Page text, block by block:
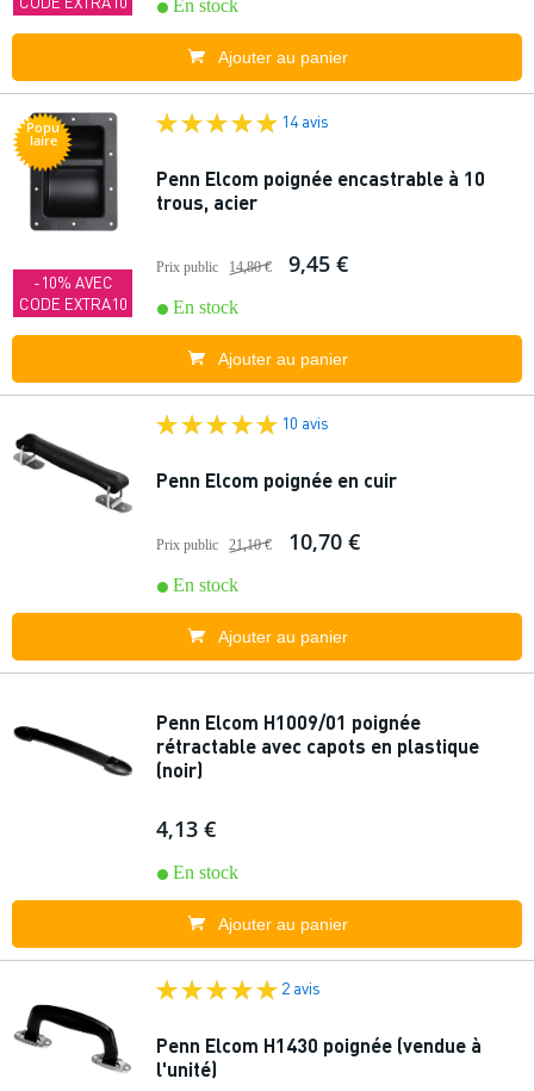
En stock
Ajouter au panier
Popu
laire
-10% AVEC
CODE EXTRA10
14 avis
Penn Elcom poignée encastrable à 10
trous, acier
Prix public 14,80 € 9,45 €
En stock
Ajouter au panier
10 avis
Penn Elcom poignée en cuir
Prix public 21,10 € 10,70 €
En stock
Ajouter au panier
Penn Elcom H1009/01 poignée
rétractable avec capots en plastique
(noir)
4,13 €
En stock
Ajouter au panier
2 avis
Penn Elcom H1430 poignée (vendue à
l'unité)